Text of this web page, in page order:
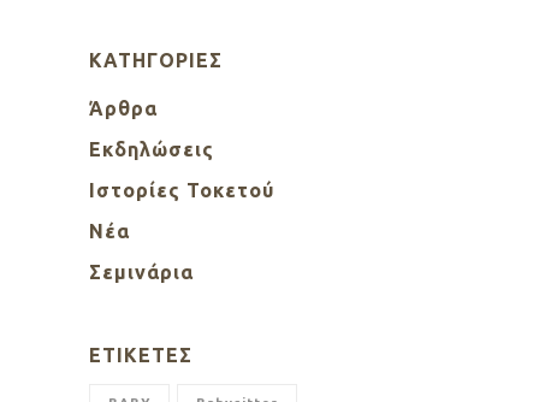
KΑΤΗΓΟΡΊΕΣ
Άρθρα
Εκδηλώσεις
Ιστορίες Τοκετού
Νέα
Σεμινάρια
ΕΤΙΚΈΤΕΣ